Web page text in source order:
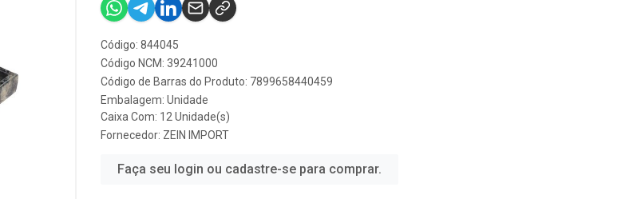
Código: 844045
Código NCM: 39241000
Código de Barras do Produto: 7899658440459
Embalagem: Unidade
Caixa Com: 12 Unidade(s)
Fornecedor: ZEIN IMPORT
Faça seu login ou cadastre-se para comprar.